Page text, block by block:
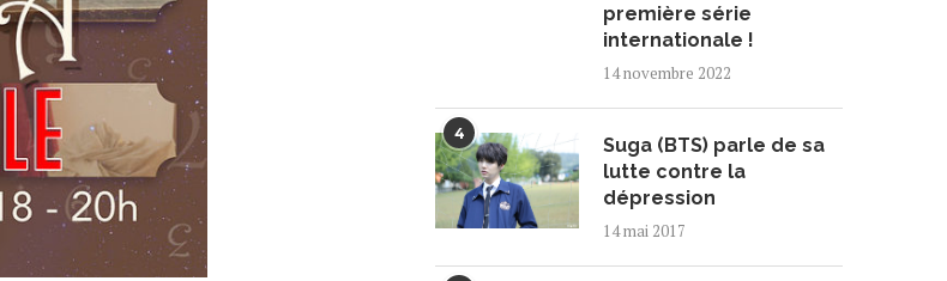
première série
internationale !
14 novembre 2022
4
Suga (BTS) parle de sa
lutte contre la
dépression
14 mai 2017